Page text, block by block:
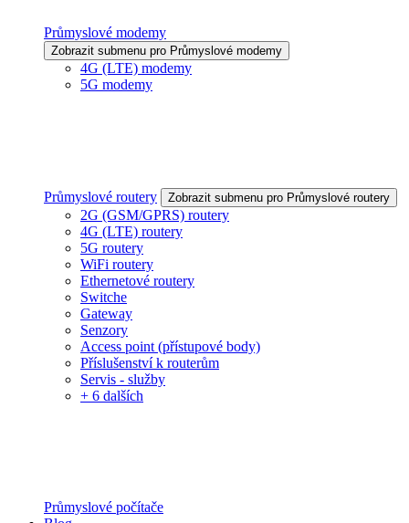
Průmyslové modemy
Zobrazit submenu pro Průmyslové modemy
4G (LTE) modemy
5G modemy
Průmyslové routery Zobrazit submenu pro Průmyslové routery
2G (GSM/GPRS) routery
4G (LTE) routery
5G routery
WiFi routery
Ethernetové routery
Switche
Gateway
Senzory
Access point (přístupové body)
Příslušenství k routerům
Servis - služby
+ 6 dalších
Průmyslové počítače